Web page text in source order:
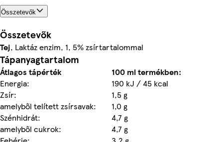
Összetevők
Összetevők
Tej, Laktáz enzim, 1, 5% zsírtartalommal
Tápanyagtartalom
Átlagos tápérték
100 ml termékben:
Energia:
190 kJ / 45 kcal
Zsír:
1,5 g
amelyből telített zsírsavak:
1,0 g
Szénhidrát:
4,7 g
amelyből cukrok:
4,7 g